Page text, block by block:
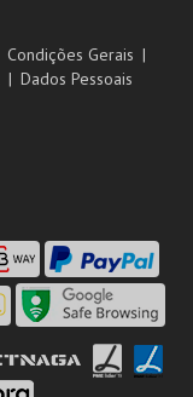
Condições Gerais
Dados Pessoais
ETNAGA